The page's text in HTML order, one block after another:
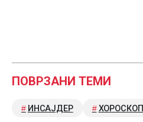
ПОВРЗАНИ ТЕМИ
ИНСАЈДЕР ХОРОСКОП